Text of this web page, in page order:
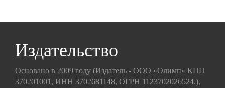
Издательство
Основано в 2009 году (Издатель - ООО «Олимп» КПП
370201001, ИНН 3702681148, ОГРН 1123702026524.),